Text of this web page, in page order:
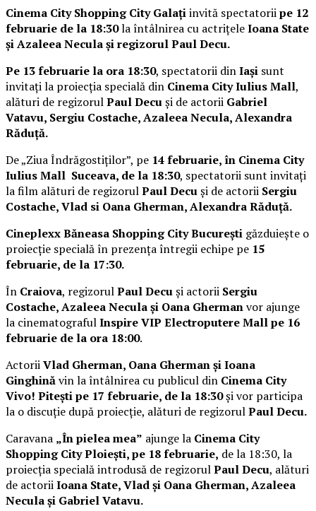
Cinema City Shopping City Galațiinvită spectatoriipe 12
februarie de la 18:30la întâlnirea cu actrițeleIoana State
și Azaleea Necula și regizorul Paul Decu.
Pe 13 februarie la ora 18:30, spectatorii dinIași sunt
invitați la proiecția specială din Cinema City Iulius Mall,
alături de regizorulPaul Decuși de actorii Gabriel
Vatavu, Sergiu Costache, Azaleea Necula, Alexandra
Răduță.
De „Ziua Îndrăgostiților”, pe 14 februarie, în Cinema City
Iulius Mall Suceava, de la 18:30, spectatorii sunt invitați
la film alături de regizorulPaul Decuși de actorii Sergiu
Costache, Vlad si Oana Gherman, Alexandra Răduță.
Cineplexx Băneasa Shopping City București găzduiește o
proiecție specială în prezența întregii echipe pe 15
februarie, de la 17:30.
În Craiova, regizorulPaul Decuși actorii Sergiu
Costache, Azaleea Necula și Oana Ghermanvor ajunge
la cinematografulInspire VIP Electroputere Mall pe 16
februarie de la ora 18:00.
ActoriiVlad Gherman, Oana Gherman și Ioana
Ginghinăvin la întâlnirea cu publicul din Cinema City
Vivo! Pitești pe 17 februarie, de la 18:30și vor participa
la o discuție după proiecție, alături de regizorulPaul Decu.
Caravana „În pielea mea” ajunge la Cinema City
Shopping City Ploiești, pe 18 februarie, de la 18:30, la
proiecția specială introdusă de regizorulPaul Decu, alături
de actoriiIoana State, Vlad și Oana Gherman, Azaleea
Necula și Gabriel Vatavu.